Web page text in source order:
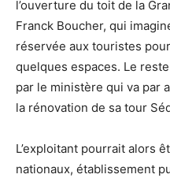
l’ouverture du toit de la
Franck Boucher, qui
réservée aux touristes
quelques espaces. Le
par le ministère qui va par
la rénovation de sa tour
L’exploitant pourrait alors
nationaux, établissement